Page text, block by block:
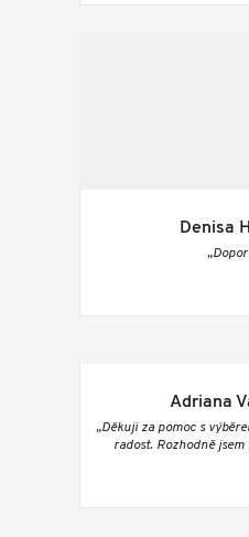
Denisa
Adriana
„Děkuji za pomoc s
radost. Rozhodně jsem